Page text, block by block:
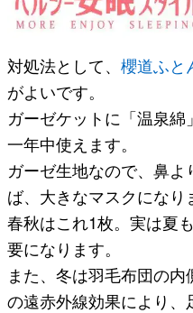
対処法として、櫻道ふと
がよいです。
ガーゼケットに「温泉綿
一年中使えます。
ガーゼ生地なので、鼻
ば、大きなマスクになり
春秋はこれ1枚。実は夏
要になります。
また、冬は羽毛布団の
の遠赤外線効果により